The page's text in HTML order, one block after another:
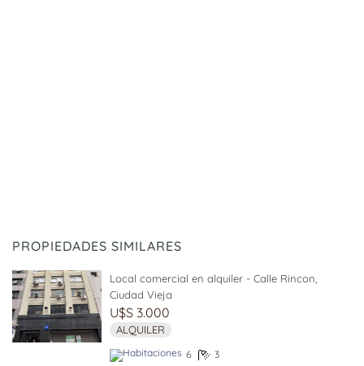
PROPIEDADES SIMILARES
Local comercial en alquiler - Calle Rincon,
Ciudad Vieja
U$S 3.000
ALQUILER
6 3